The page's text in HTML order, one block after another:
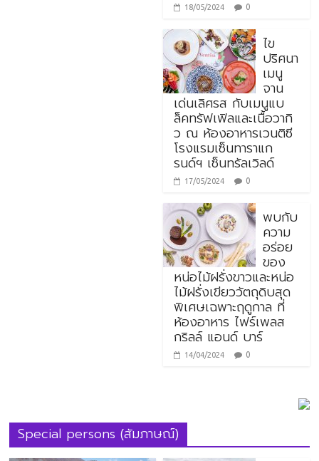
18/05/2024 0
ไข
ปริศนา
เมนู
จาน
เด่นเลิศรส กับเมนูแบ
ล็คทรัฟเฟิลและเนื้อวากิ
ว ณ ห้องอาหารเวนติซี
โรงแรมเซ็นทาราแก
รนด์ฯ เซ็นทรัลเวิลด์
17/05/2024 0
พบกับ
ความ
อร่อย
ของ
หน่อไม้ฝรั่งขาวและหน่อ
ไม้ฝรั่งเขียววัตถุดิบสุด
พิเศษเฉพาะฤดูกาล ที่
ห้องอาหาร ไฟร์เพลส
กริลล์ แอนด์ บาร์
14/04/2024 0
Special persons (สัมภาษณ์)